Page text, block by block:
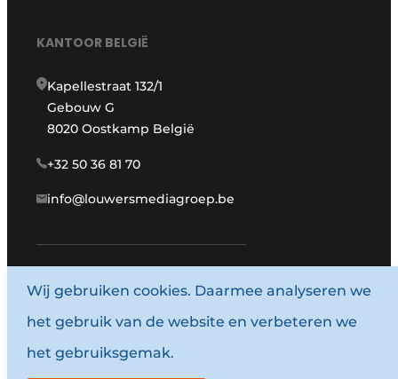
KANTOOR BELGIË
Kapellestraat 132/1
Gebouw G
8020 Oostkamp België
+32 50 36 81 70
info@louwersmediagroep.be
www.louwersmediagroep.com
© 1987 - 2026 Louwersmediagroep.
Algemene voorwaarden
Wij gebruiken cookies. Daarmee analyseren we
het gebruik van de website en verbeteren we
het gebruiksgemak.